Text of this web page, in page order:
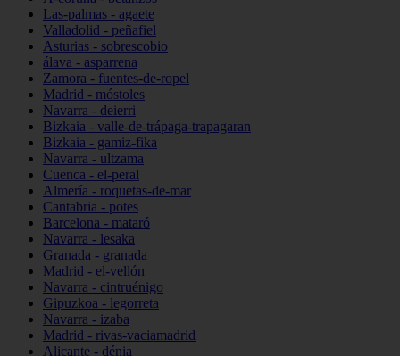
Las-palmas - agaete
Valladolid - peñafiel
Asturias - sobrescobio
álava - asparrena
Zamora - fuentes-de-ropel
Madrid - móstoles
Navarra - deierri
Bizkaia - valle-de-trápaga-trapagaran
Bizkaia - gamiz-fika
Navarra - ultzama
Cuenca - el-peral
Almería - roquetas-de-mar
Cantabria - potes
Barcelona - mataró
Navarra - lesaka
Granada - granada
Madrid - el-vellón
Navarra - cintruénigo
Gipuzkoa - legorreta
Navarra - izaba
Madrid - rivas-vaciamadrid
Alicante - dénia